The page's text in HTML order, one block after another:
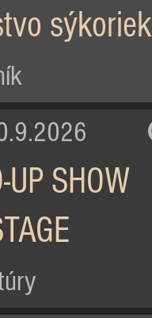
sýkoriek
UP SHOW